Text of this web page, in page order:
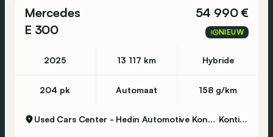
Mercedes
E 300
54 990 €
NIEUW
2025 13 117 km Hybride
204 pk Automaat 158 g/km
Used Cars Center - Hedin Automotive Kontich Kontich